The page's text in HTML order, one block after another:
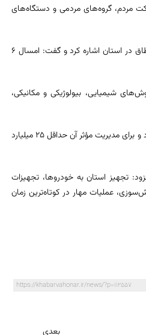
خراسان جنوبی با مشارکت مردم، گروه‌های مردمی و دستگاه‌های
سرپرست اداره‌کل منابع طبیعی و آبخیزداری خراسان جنوبی همچنین به شیوع ملخ کوهاندار طاق در استان اشاره کرد و گفت: امسال ۶
شیمیایی، بیولوژیکی و مکانیکی،
کرباسچی گفت:‌ با توجه به تخم‌گذاری این آفت، احتمال طغیان مجدد آن در سال آینده وجود دارد و برای مدیریت مؤثر آن حداقل ۲۵ میلیارد
تجهیز استان به خودروها، تجهیزات
عملیات مهار در کوتاه‌ترین زمان
https://khabarvahonar.ir/news/?p=112557
بعدی